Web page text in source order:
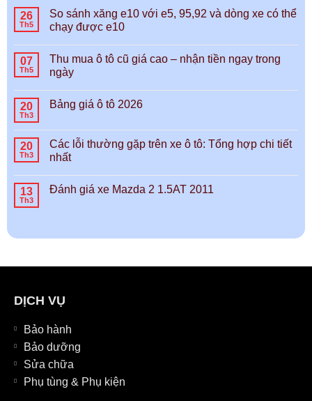
26
Th5
So sánh xăng e10 với e5, 95,92 và dòng xe có thể
chạy được e10
07
Th5
Thu mua ô tô cũ giá cao – nhận tiền ngay trong
ngày
20
Th3
Bảng giá ô tô 2026
20
Th3
Các lỗi thường gặp trên xe ô tô: Tổng hợp chi tiết
nhất
13
Th3
Đánh giá xe Mazda 2 1.5AT 2011
DỊCH VỤ
Bảo hành
Bảo dưỡng
Sửa chữa
Phụ tùng & Phụ kiện